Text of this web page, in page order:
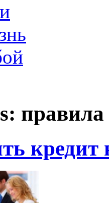
правила
кредит